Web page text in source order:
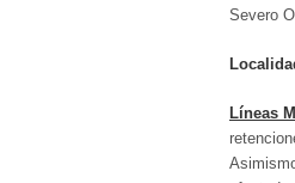
Severo
Líneas